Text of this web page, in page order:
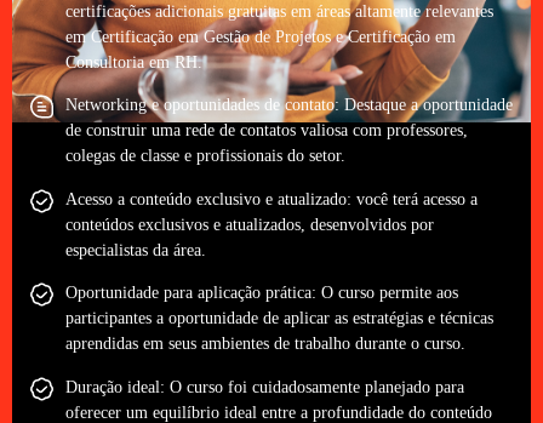
certificações adicionais gratuitas em áreas altamente relevantes
em Certificação em Gestão de Projetos e Certificação em
Consultoria em RH.
Networking e oportunidades de contato: Destaque a oportunidade
de construir uma rede de contatos valiosa com professores,
colegas de classe e profissionais do setor.
Acesso a conteúdo exclusivo e atualizado: você terá acesso a
conteúdos exclusivos e atualizados, desenvolvidos por
especialistas da área.
Oportunidade para aplicação prática: O curso permite aos
participantes a oportunidade de aplicar as estratégias e técnicas
aprendidas em seus ambientes de trabalho durante o curso.
Duração ideal: O curso foi cuidadosamente planejado para
oferecer um equilíbrio ideal entre a profundidade do conteúdo